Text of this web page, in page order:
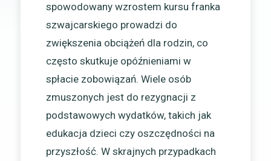
spowodowany wzrostem kursu franka
szwajcarskiego prowadzi do
zwiększenia obciążeń dla rodzin, co
często skutkuje opóźnieniami w
spłacie zobowiązań. Wiele osób
zmuszonych jest do rezygnacji z
podstawowych wydatków, takich jak
edukacja dzieci czy oszczędności na
przyszłość. W skrajnych przypadkach